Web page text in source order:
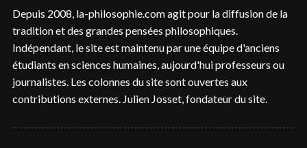
c
h
e
r
Depuis 2008, la-philosophie.com agit pour la diffusion de la
tradition et des grandes pensées philosophiques.
Indépendant, le site est maintenu par une équipe d'anciens
étudiants en sciences humaines, aujourd'hui professeurs ou
journalistes. Les colonnes du site sont ouvertes aux
contributions externes. Julien Josset, fondateur du site.